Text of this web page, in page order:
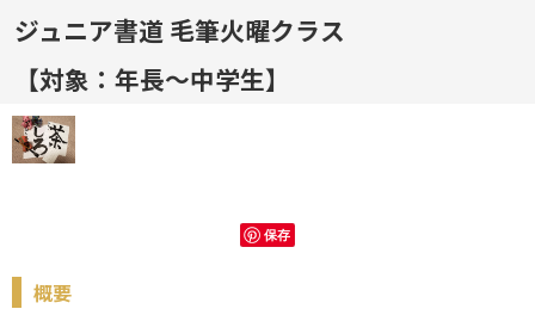
ジュニア書道 毛筆火曜クラス
【対象：年長～中学生】
保存
概要